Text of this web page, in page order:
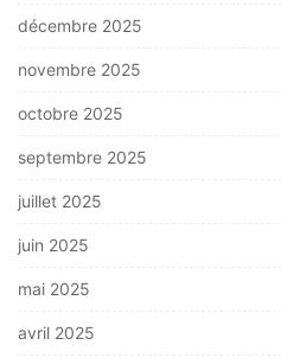
décembre 2025
novembre 2025
octobre 2025
septembre 2025
juillet 2025
juin 2025
mai 2025
avril 2025